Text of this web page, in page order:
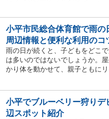
小平市民総合体育館で雨の
周辺情報と便利な利用のコ
雨の日が続くと、子どもをどこ
は多いのではないでしょうか。
かり体を動かせて、親子ともに
小平でブルーベリー狩りデ
辺スポット紹介